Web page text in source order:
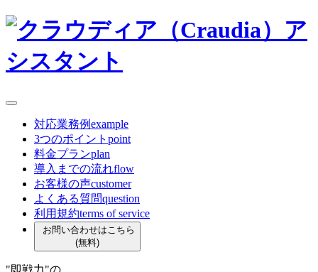
対応業務例example
3つのポイント point
料金プランplan
導入までの流れflow
お客様の声customer
よくある質問question
利用規約terms of service
お問い合わせはこちら
(無料)
"即戦力"の